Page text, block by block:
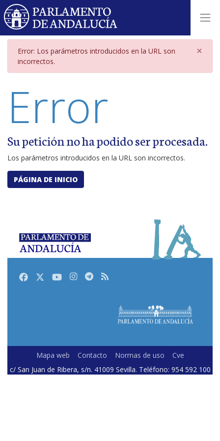
Página de error por parámetros
Error: Los parámetros introducidos en la URL son
incorrectos.
×
Error
Su petición no ha podido ser procesada.
Los parámetros introducidos en la URL son incorrectos.
PÁGINA DE INICIO
FacebookTwitterYoutubeInstagram
Telegram
RSS
Mapa web Contacto Normas de uso
Cve
c/ San Juan de Ribera, s/n. 41009 Sevilla. Teléfono: 954 592 100